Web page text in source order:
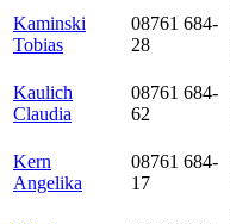
Kaminski
Tobias
08761 684-
28
Kaulich
Claudia
08761 684-
62
Kern
Angelika
08761 684-
17